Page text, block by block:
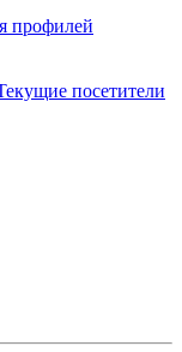
профилей
посетители